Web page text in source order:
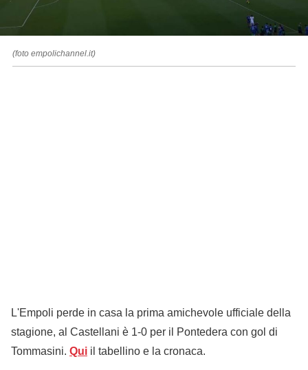
(foto empolichannel.it)
L'Empoli perde in casa la prima amichevole ufficiale della
stagione, al Castellani è 1-0 per il Pontedera con gol di
Tommasini. Qui il tabellino e la cronaca.